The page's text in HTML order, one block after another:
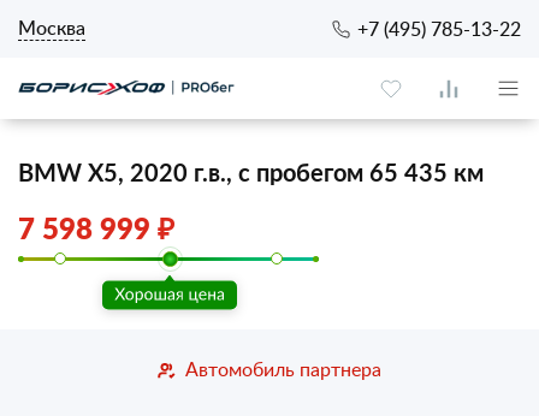
Москва +7 (495) 785-13-22
BMW X5, 2020 г.в., с пробегом 65 435 км
7 598 999 ₽
Автомобиль партнера